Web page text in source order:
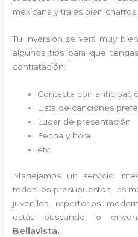
mexicana y trajes bien charros.
Tu inversión se verá muy
algunos tips para que
contratación:
Contacta con
Lista de canciones
Lugar de presentación
Fecha y hora
etc.
Manejamos un servicio
todos los presupuestos, las
juveniles, repertorios
estás buscando lo
Bellavista.